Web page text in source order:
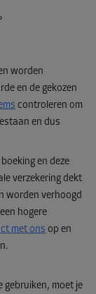
worden
en de gekozen
controleren om
en dus
en deze
verzekering dekt
worden verhoogd
hogere
met ons op en
gebruiken, moet je